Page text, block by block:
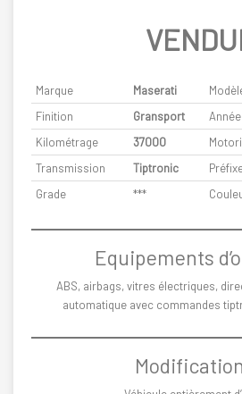
Marque Maserati
Finition
Gransport Année
Kilométrage
37000
Transmission
Tiptronic
Grade
***
Equipements
ABS, airbags, vitres électriques,
automatique avec commandes